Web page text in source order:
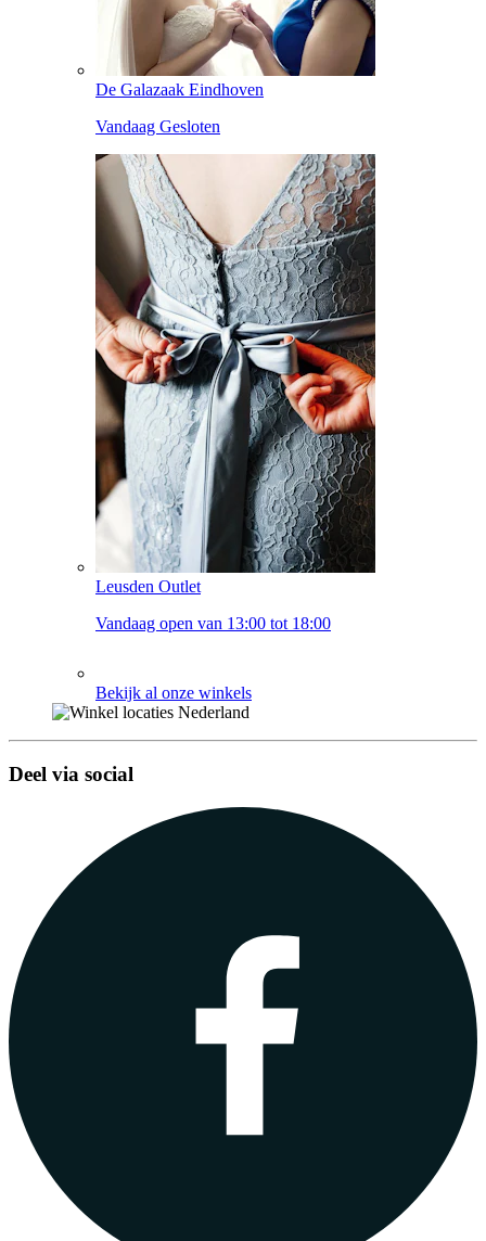
De Galazaak Eindhoven
Vandaag Gesloten
Leusden Outlet
Vandaag open van 13:00 tot 18:00
Bekijk al onze winkels
Deel via social